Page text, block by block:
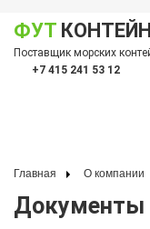
ФУТ
Поставщик морских
+7 415 241 53 12
Главная О компании
Документы
меню